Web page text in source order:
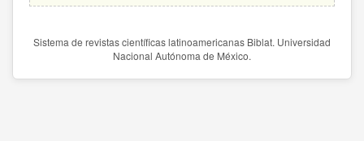
Sistema de revistas científicas latinoamericanas Biblat. Universidad
Nacional Autónoma de México.